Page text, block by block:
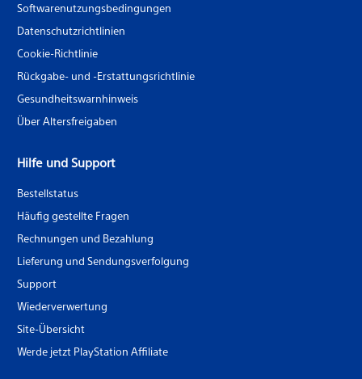
Softwarenutzungsbedingungen
Datenschutzrichtlinien
Cookie-Richtlinie
Rückgabe- und -Erstattungsrichtlinie
Gesundheitswarnhinweis
Über Altersfreigaben
Hilfe und Support
Bestellstatus
Häufig gestellte Fragen
Rechnungen und Bezahlung
Lieferung und Sendungsverfolgung
Support
Wiederverwertung
Site-Übersicht
Werde jetzt PlayStation Affiliate